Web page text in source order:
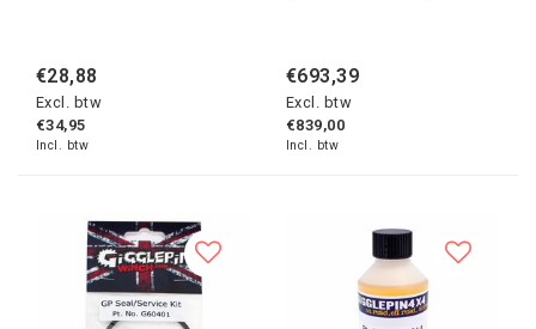
€28,88
Excl. btw
€34,95
Incl. btw
€693,39
Excl. btw
€839,00
Incl. btw